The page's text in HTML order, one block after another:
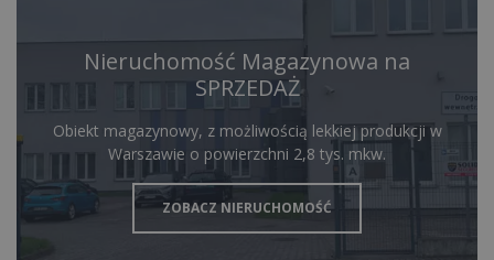
Nieruchomość Magazynowa na
SPRZEDAŻ
Obiekt magazynowy, z możliwością lekkiej produkcji w
Warszawie o powierzchni 2,8 tys. mkw.
ZOBACZ NIERUCHOMOŚĆ